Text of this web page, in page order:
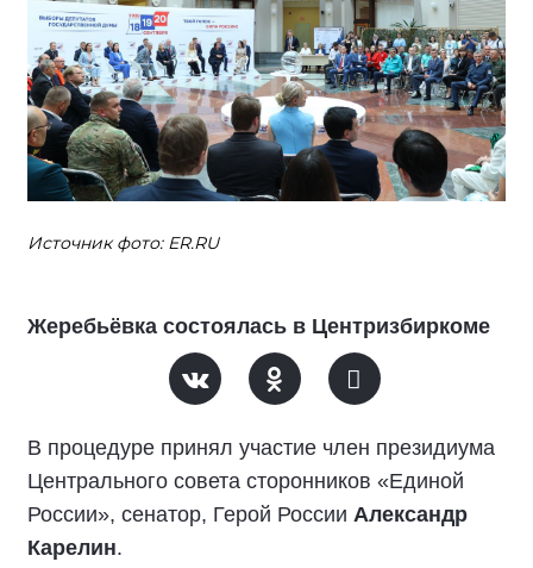
Источник фото: ER.RU
Жеребьёвка состоялась в Центризбиркоме
В процедуре принял участие член президиума
Центрального совета сторонников «Единой
России», сенатор, Герой России Александр
Карелин.